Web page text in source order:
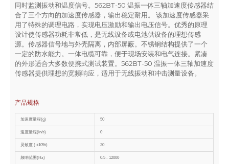
同时监测振动和温度信号。562BT-50 温振一体三轴加速度传感器结
合了三个方向的加速度传感器，输出稳定耐用。 该加速度传感器采
用了特殊的调理电路，实现电压激励和输出电压信号。优秀的原理
设计使传感器功耗非常低，是无线设备或电池供设备的理想传感
源。传感器信号地与外壳隔离，内部屏蔽。不锈钢结构提供了一个
一定的防水能力。一体电缆可靠，便于现场安装和电气连接。紧凑
的外形适合大多数便携式测试装置。562BT-50 温振一体三轴加速度
传感器提供理想的宽频响应，适用于无线振动和冲击测量设备。
产品规格
加速度量程(g) 50
速度量程(in/s) 0
灵敏度 ( ±10%) 30
频响范围(Hz) 0.5 - 12000